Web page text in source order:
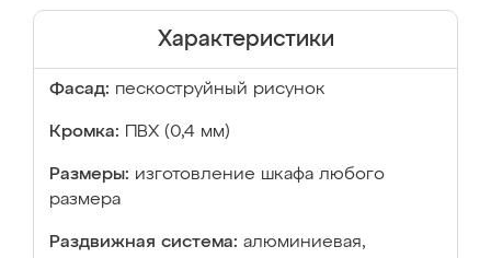
Характеристики
Фасад: пескоструйный рисунок
Кромка: ПВХ (0,4 мм)
Размеры: изготовление шкафа любого
размера
Раздвижная система: алюминиевая,